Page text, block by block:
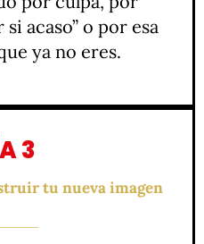
acaso” o por esa
ya no eres.
3
tu nueva imagen